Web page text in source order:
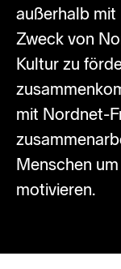
außerhalb mit
Zweck von
Kultur zu
mit Nordnet-
Menschen
motivieren.